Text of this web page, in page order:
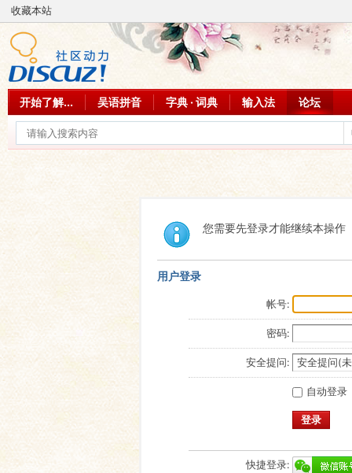
收藏本站
开始了解... 吴语拼音 字典 · 词典 输入法 论坛
您需要先登录才能继续本操作
用户登录
帐号:
密码:
安全提问:
自动登录
登录
快捷登录: